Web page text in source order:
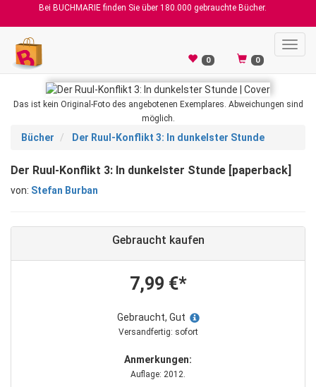
Bei BUCHMARIE finden Sie über 180.000 gebrauchte Bücher.
0 0
Das ist kein Original-Foto des angebotenen Exemplares. Abweichungen sind
möglich.
Bücher Der Ruul-Konflikt 3: In dunkelster Stunde
Der Ruul-Konflikt 3: In dunkelster Stunde [paperback]
von: Stefan Burban
Gebraucht kaufen
7,99 €*
Gebraucht, Gut
Versandfertig: sofort
Anmerkungen:
Auflage: 2012.